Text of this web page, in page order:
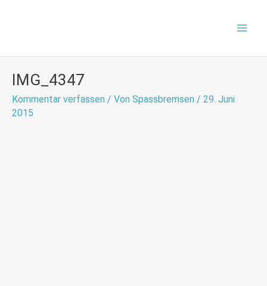
IMG_4347
Kommentar verfassen / Von Spassbremsen / 29. Juni
2015